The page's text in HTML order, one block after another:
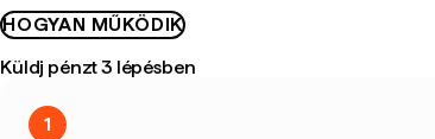
HOGYAN MŰKÖDIK
Küldj pénzt 3 lépésben
1